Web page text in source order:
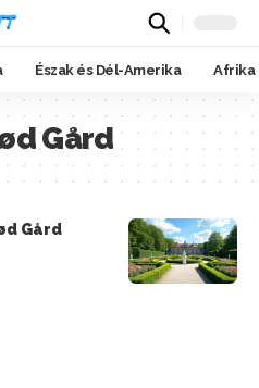
Észak és Dél-Amerika Afrika
Gård
Gård